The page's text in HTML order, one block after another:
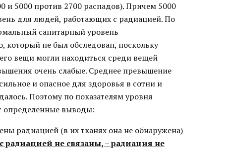
и 5000 против 2700 распадов). Причем 5000
для людей, работающих с радиацией. По
санитарный уровень
не был обследован, поскольку
вещи могли находиться среди вещей
очень слабые. Среднее превышение
и опасное для здоровья в сотни и
Поэтому по показателям уровня
определенные выводы:
радиацией (в их тканях она не обнаружена)
радиацией не связаны, – радиация не